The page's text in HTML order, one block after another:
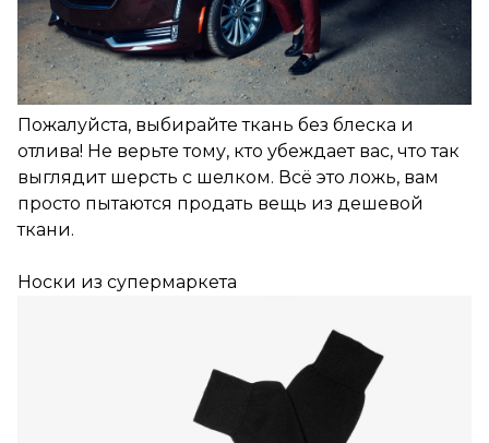
Пожалуйста, выбирайте ткань без блеска и
отлива! Не верьте тому, кто убеждает вас, что так
выглядит шерсть с шелком. Всё это ложь, вам
просто пытаются продать вещь из дешевой
ткани.
Носки из супермаркета